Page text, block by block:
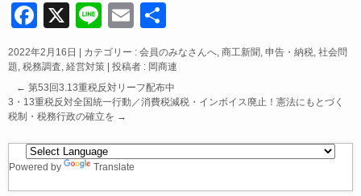
F
a
c
e
b
o
o
X
Li
n
e
E
m
ail
有
2022年2月16日 カテゴリー : 会員のみなさんへ, 商工新聞, 申告・納税, 社会問
題, 税務調査, 経営対策
投稿者 : 岡商連
← 第53回3.13重税反対リーフ配布中
3・13重税反対全国統一行動／消費税減税・インボイス廃止！憲法にもとづく
税制・税務行政の確立を →
Powered by Translate